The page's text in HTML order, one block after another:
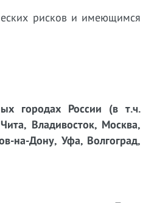
рисков и имеющимся
городах России (в т.ч.
Владивосток, Москва,
на-Дону, Уфа, Волгоград,